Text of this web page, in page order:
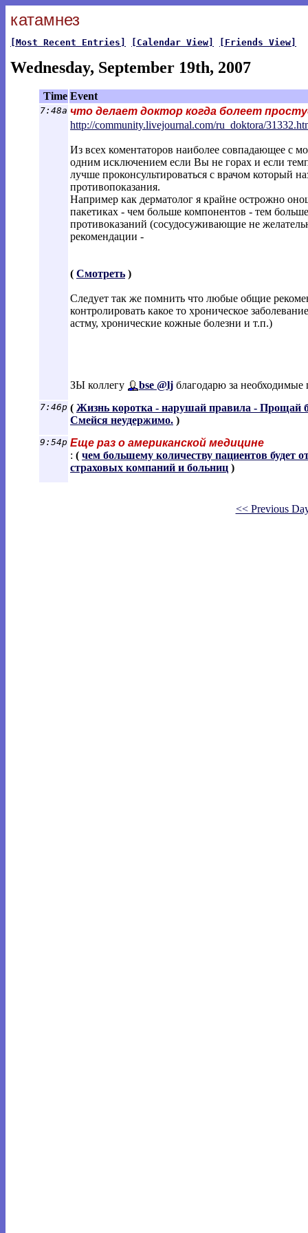
катамнез
[Most Recent Entries] [Calendar View] [Friends View]
Wednesday, September 19th, 2007
Time Event
7:48a что делает доктор когда болеет
http://community.livejournal.com/ru_doktora/
Из всех коментаторов наиболее совпадающее с
одним исключением если Вы не горах и если
лучше проконсультироваться с врачом который
противопоказания.
Например как дерматолог я крайне острожно
пакетиках - чем больше компонентов - тем
противоказаний (сосудосуживающие не
рекомендации -
( Смотреть )
Следует так же помнить что любые общие
контролировать какое то хроническое
астму, хронические кожные болезни и т.п.)
ЗЫ коллегу bse @lj благодарю за необходимые
7:46p ( Жизнь коротка - нарушай правила - Прощай
Смейся неудержимо. )
9:54p Еще раз о американской медицине
: ( чем большему количеству пациентов
страховых компаний и больниц )
<< Previous